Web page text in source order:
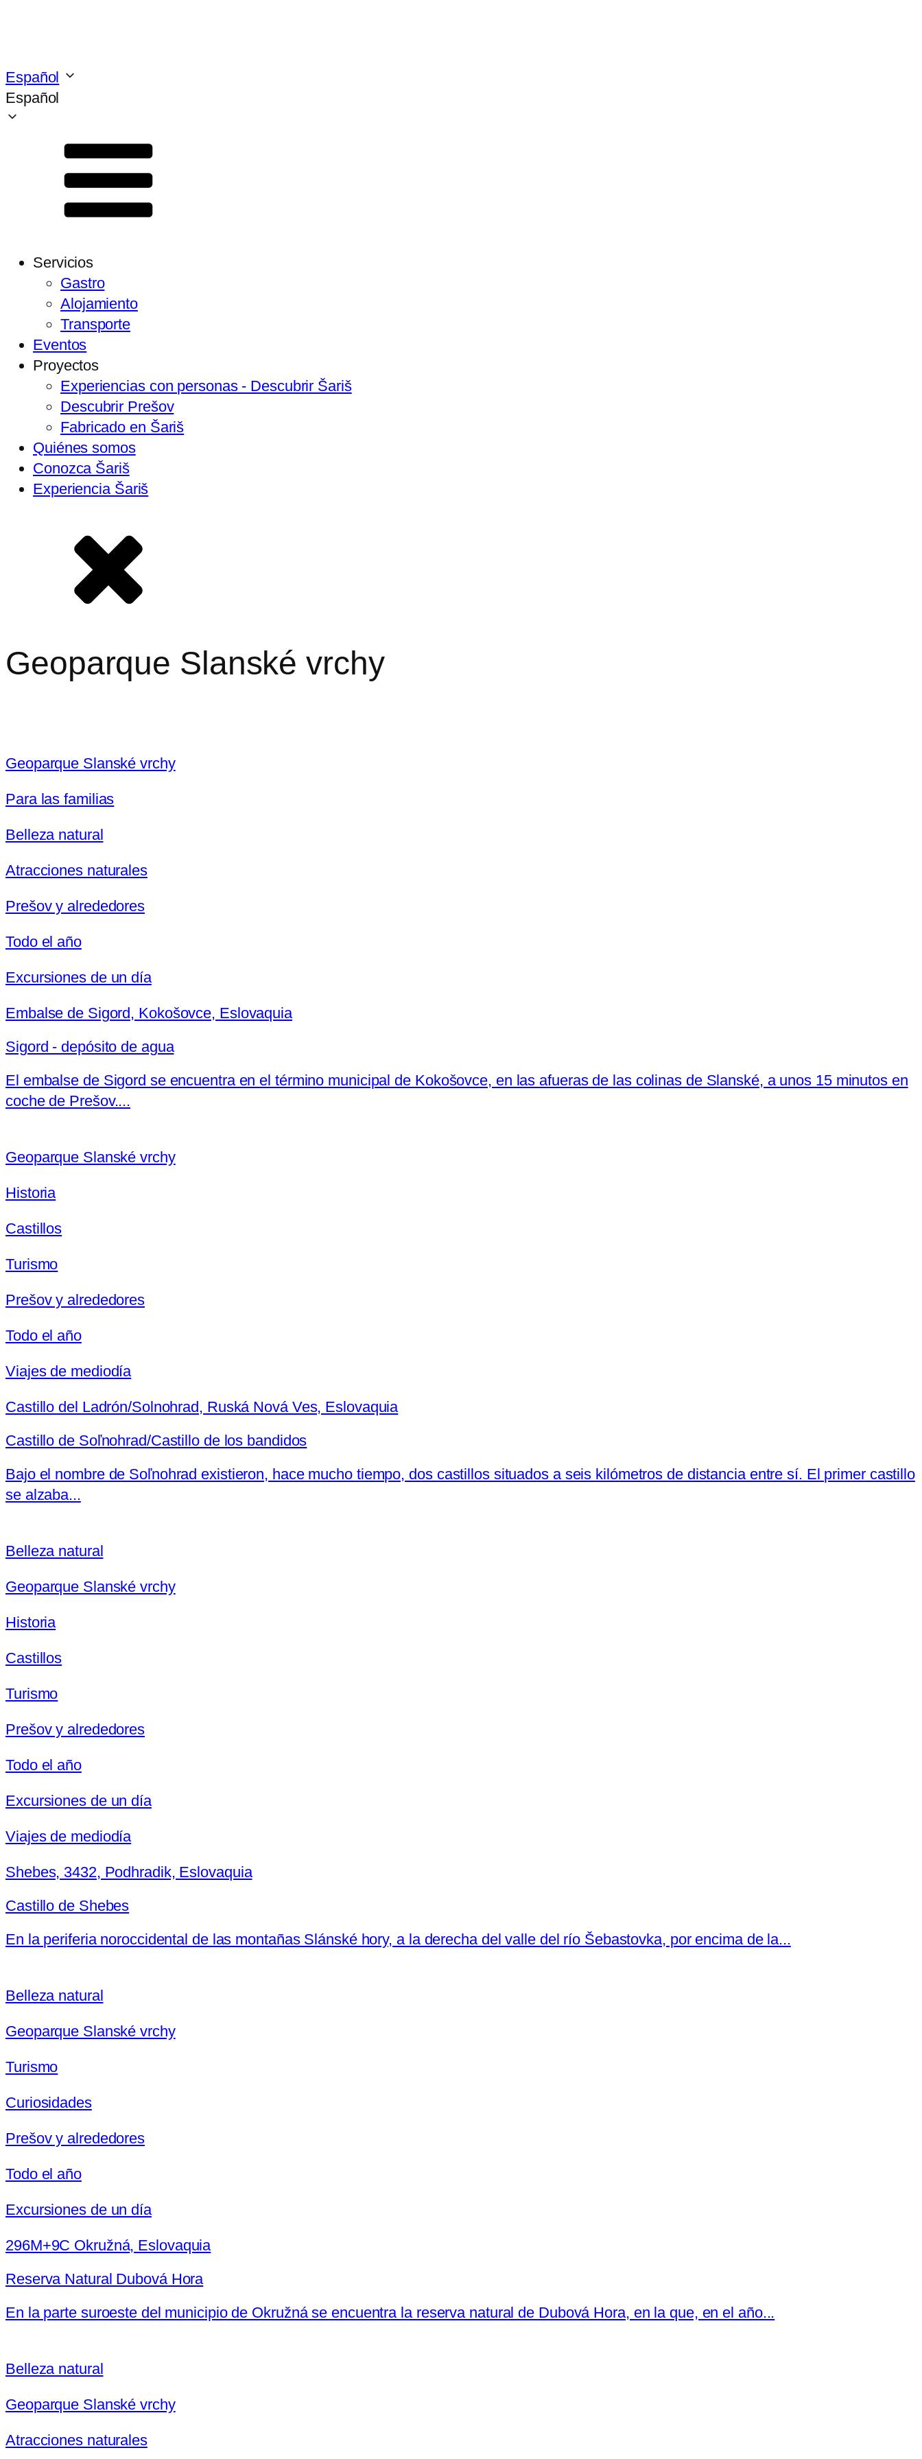
Español
Español
Servicios
Gastro
Alojamiento
Transporte
Eventos
Proyectos
Experiencias con personas - Descubrir Šariš
Descubrir Prešov
Fabricado en Šariš
Quiénes somos
Conozca Šariš
Experiencia Šariš
Geoparque Slanské vrchy
Geoparque Slanské vrchy
Para las familias
Belleza natural
Atracciones naturales
Prešov y alrededores
Todo el año
Excursiones de un día
Embalse de Sigord, Kokošovce, Eslovaquia
Sigord - depósito de agua
El embalse de Sigord se encuentra en el término municipal de Kokošovce, en las afueras de las colinas de Slanské, a unos 15 minutos en
coche de Prešov....
Geoparque Slanské vrchy
Historia
Castillos
Turismo
Prešov y alrededores
Todo el año
Viajes de mediodía
Castillo del Ladrón/Solnohrad, Ruská Nová Ves, Eslovaquia
Castillo de Soľnohrad/Castillo de los bandidos
Bajo el nombre de Soľnohrad existieron, hace mucho tiempo, dos castillos situados a seis kilómetros de distancia entre sí. El primer castillo
se alzaba...
Belleza natural
Geoparque Slanské vrchy
Historia
Castillos
Turismo
Prešov y alrededores
Todo el año
Excursiones de un día
Viajes de mediodía
Shebes, 3432, Podhradik, Eslovaquia
Castillo de Shebes
En la periferia noroccidental de las montañas Slánské hory, a la derecha del valle del río Šebastovka, por encima de la...
Belleza natural
Geoparque Slanské vrchy
Turismo
Curiosidades
Prešov y alrededores
Todo el año
Excursiones de un día
296M+9C Okružná, Eslovaquia
Reserva Natural Dubová Hora
En la parte suroeste del municipio de Okružná se encuentra la reserva natural de Dubová Hora, en la que, en el año...
Belleza natural
Geoparque Slanské vrchy
Atracciones naturales